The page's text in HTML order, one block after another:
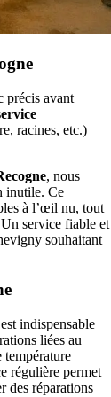
précis avant
racines, etc.)
, nous
inutile. Ce
à l’œil nu, tout
service fiable et
souhaitant
est indispensable
liées au
température
régulière permet
des réparations